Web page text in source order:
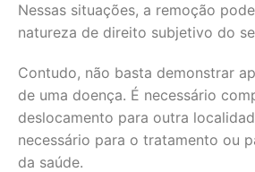
Nessas situações, a remoção
natureza de direito subjetivo do
Contudo, não basta demonstrar
de uma doença. É necessário
deslocamento para outra
necessário para o tratamento ou
da saúde.